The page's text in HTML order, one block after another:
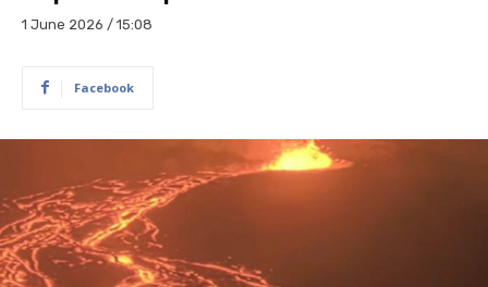
1 June 2026 / 15:08
Facebook